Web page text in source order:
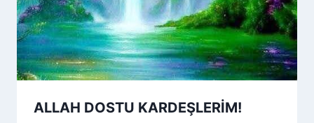
ALLAH DOSTU KARDEŞLERİM!